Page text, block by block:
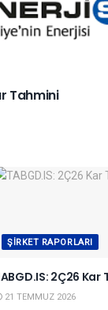
Tahmini
ŞIRKET RAPORLARI
2Ç26 Kar
21 TEMMUZ 2026